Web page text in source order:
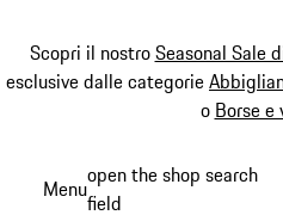
Scopri il nostroSeasonal Sale
esclusive dalle categorie
o Borse e
Menuopen the shop search
field